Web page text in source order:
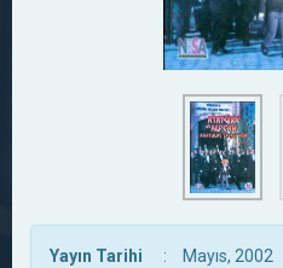
Yayın Tarihi :
Mayıs, 2002